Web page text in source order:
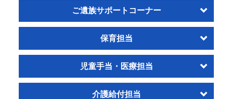
混雑予想カレンダーご遺族サポートコーナー
保育担当
児童手当・医療担当
介護給付担当